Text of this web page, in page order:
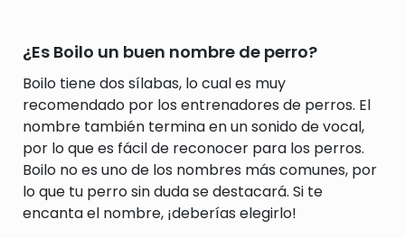
¿Es Boilo un buen nombre de perro?
Boilo tiene dos sílabas, lo cual es muy
recomendado por los entrenadores de perros. El
nombre también termina en un sonido de vocal,
por lo que es fácil de reconocer para los perros.
Boilo no es uno de los nombres más comunes, por
lo que tu perro sin duda se destacará. Si te
encanta el nombre, ¡deberías elegirlo!